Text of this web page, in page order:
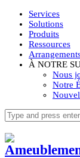
Services
Solutions
Produits
Ressources
À NOTRE
Nous
Notre